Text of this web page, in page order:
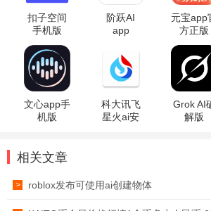
扣子空间
手机版
阶跃AI
app
元宝app
方正版
文心app手
机版
科大讯飞
星火ai安
Grok AI
解版
相关文章
> roblox发布可使用ai创建物体